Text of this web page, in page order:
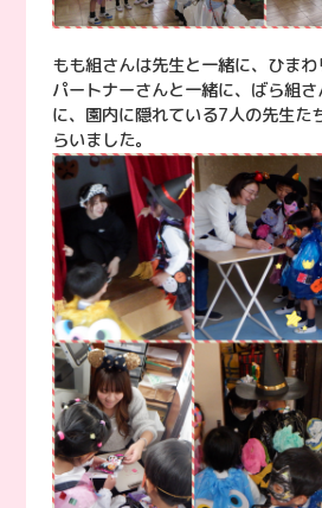
もも組さんは先生と一緒に、ひま
パートナーさんと一緒に、ばら組
に、園内に隠れている7人の先生た
らいました。